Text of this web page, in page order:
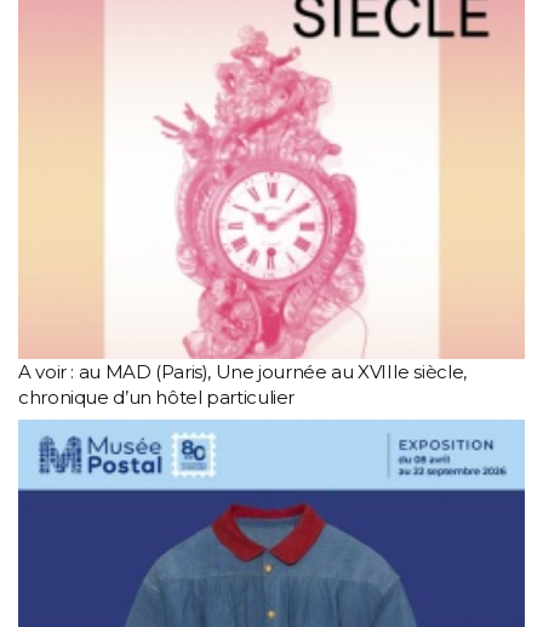
A voir : au MAD (Paris), Une journée au XVIIIe siècle,
chronique d’un hôtel particulier